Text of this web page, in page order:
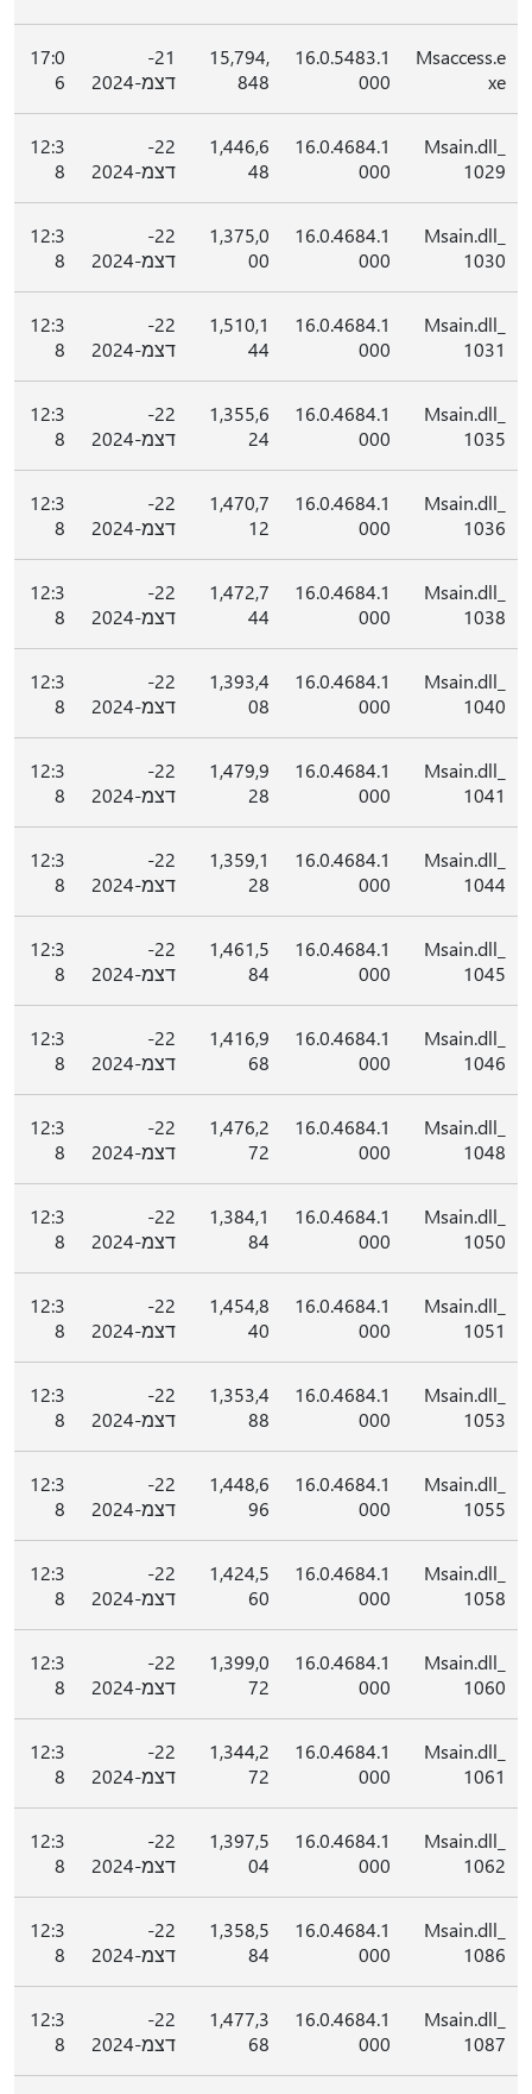
Msaccess.e
xe
16.0.5483.1
000
15,794,
848
21-
דצמ-2024
17:0
6
Msain.dll_
1029
16.0.4684.1
000
1,446,6
48
22-
דצמ-2024
12:3
8
Msain.dll_
1030
16.0.4684.1
000
1,375,0
00
22-
דצמ-2024
12:3
8
Msain.dll_
1031
16.0.4684.1
000
1,510,1
44
22-
דצמ-2024
12:3
8
Msain.dll_
1035
16.0.4684.1
000
1,355,6
24
22-
דצמ-2024
12:3
8
Msain.dll_
1036
16.0.4684.1
000
1,470,7
12
22-
דצמ-2024
12:3
8
Msain.dll_
1038
16.0.4684.1
000
1,472,7
44
22-
דצמ-2024
12:3
8
Msain.dll_
1040
16.0.4684.1
000
1,393,4
08
22-
דצמ-2024
12:3
8
Msain.dll_
1041
16.0.4684.1
000
1,479,9
28
22-
דצמ-2024
12:3
8
Msain.dll_
1044
16.0.4684.1
000
1,359,1
28
22-
דצמ-2024
12:3
8
Msain.dll_
1045
16.0.4684.1
000
1,461,5
84
22-
דצמ-2024
12:3
8
Msain.dll_
1046
16.0.4684.1
000
1,416,9
68
22-
דצמ-2024
12:3
8
Msain.dll_
1048
16.0.4684.1
000
1,476,2
72
22-
דצמ-2024
12:3
8
Msain.dll_
1050
16.0.4684.1
000
1,384,1
84
22-
דצמ-2024
12:3
8
Msain.dll_
1051
16.0.4684.1
000
1,454,8
40
22-
דצמ-2024
12:3
8
Msain.dll_
1053
16.0.4684.1
000
1,353,4
88
22-
דצמ-2024
12:3
8
Msain.dll_
1055
16.0.4684.1
000
1,448,6
96
22-
דצמ-2024
12:3
8
Msain.dll_
1058
16.0.4684.1
000
1,424,5
60
22-
דצמ-2024
12:3
8
Msain.dll_
1060
16.0.4684.1
000
1,399,0
72
22-
דצמ-2024
12:3
8
Msain.dll_
1061
16.0.4684.1
000
1,344,2
72
22-
דצמ-2024
12:3
8
Msain.dll_
1062
16.0.4684.1
000
1,397,5
04
22-
דצמ-2024
12:3
8
Msain.dll_
1086
16.0.4684.1
000
1,358,5
84
22-
דצמ-2024
12:3
8
Msain.dll_
1087
16.0.4684.1
000
1,477,3
68
22-
דצמ-2024
12:3
8